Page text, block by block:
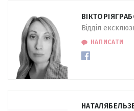
ВІКТОРІЯ
Відділ
НАПИСАТИ
НАТАЛЯ